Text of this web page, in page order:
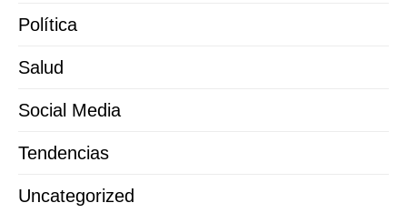
Política
Salud
Social Media
Tendencias
Uncategorized